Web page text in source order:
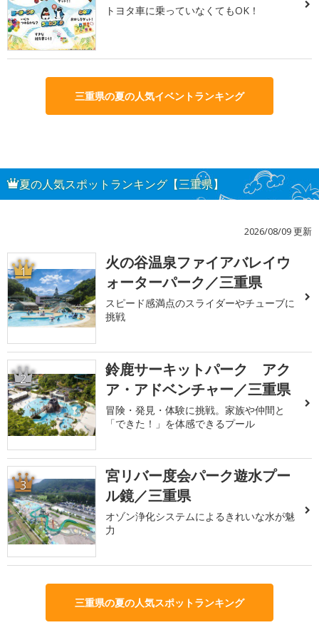
トヨタ車に乗っていなくてもOK！
三重県の夏の人気イベントランキング
夏の人気スポットランキング【三重県】
2026/08/09 更新
1
火の谷温泉ファイアバレイウ
ォーターパーク／三重県
スピード感満点のスライダーやチューブに
挑戦
2
鈴鹿サーキットパーク アク
ア・アドベンチャー／三重県
冒険・発見・体験に挑戦。家族や仲間と
「できた！」を体感できるプール
3
宮リバー度会パーク遊水プー
ル鏡／三重県
オゾン浄化システムによるきれいな水が魅
力
三重県の夏の人気スポットランキング